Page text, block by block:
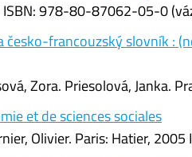
ISBN: 978-80-87062-05-0
česko-francouzský slovník :
Zora. Priesolová, Janka.
et de sciences sociales
Olivier. Paris: Hatier,